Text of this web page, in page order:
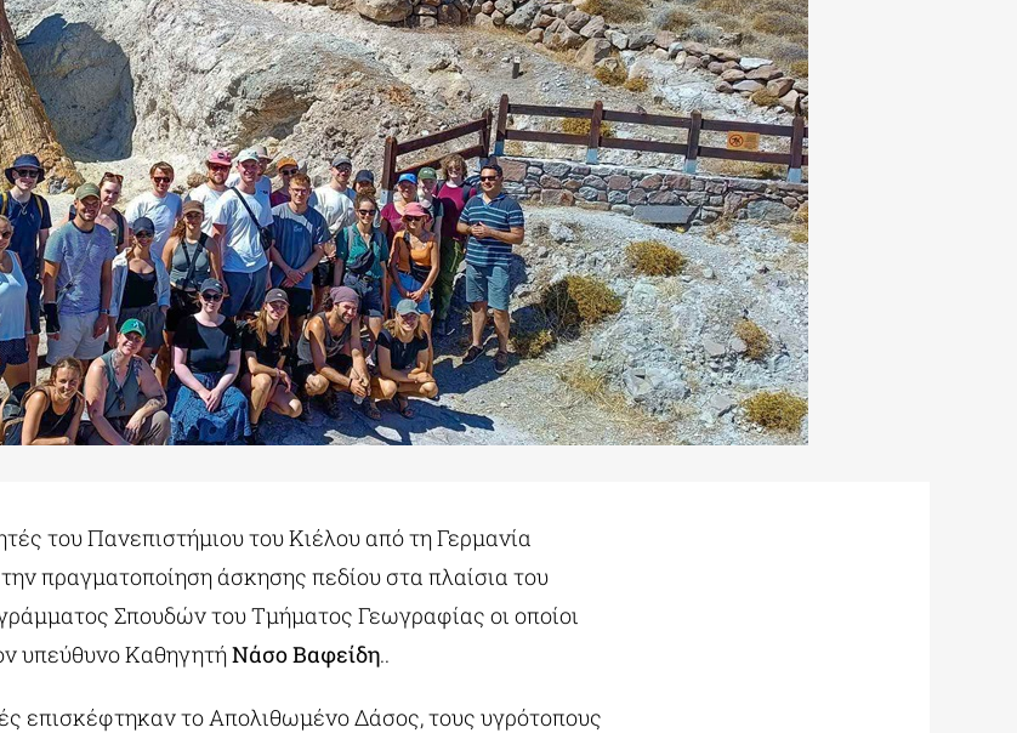
του Πανεπιστήμιου του Κιέλου από τη Γερμανία
πραγματοποίηση άσκησης πεδίου στα πλαίσια του
Σπουδών του Τμήματος Γεωγραφίας οι οποίοι
υπεύθυνο ΚαθηγητήΝάσο Βαφείδη..
επισκέφτηκαν το Απολιθωμένο Δάσος, τους υγρότοπους